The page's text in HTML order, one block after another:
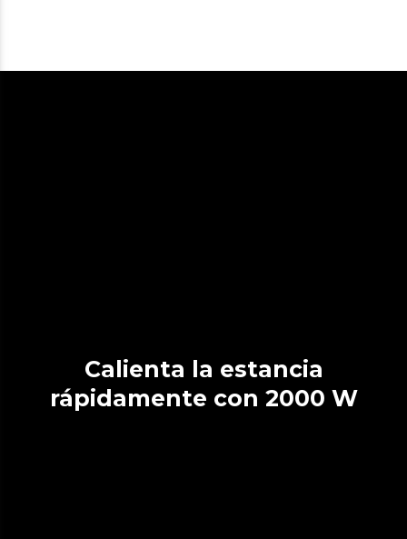
Calienta la estancia
rápidamente con 2000 W